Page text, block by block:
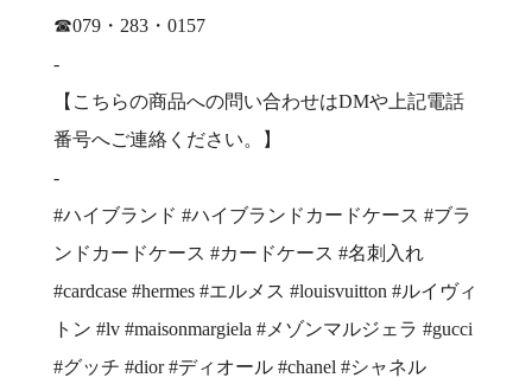
☎079・283・0157
-
【こちらの商品への問い合わせはDMや上記電話
番号へご連絡ください。】
-
#ハイブランド #ハイブランドカードケース #ブラ
ンドカードケース #カードケース #名刺入れ
#cardcase #hermes #エルメス #louisvuitton #ルイヴィ
トン #lv #maisonmargiela #メゾンマルジェラ #gucci
#グッチ #dior #ディオール #chanel #シャネル